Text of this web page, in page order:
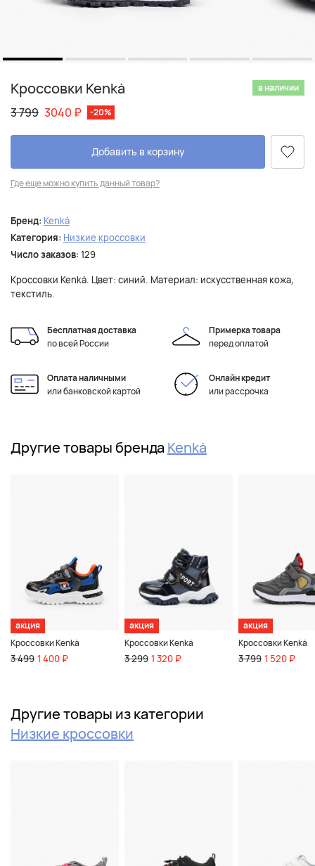
Кроссовки Kenkä в наличии
3 799 3040 ₽ -20%
Добавить в корзину
Где еще можно купить данный товар?
Бренд: Kenkä
Категория: Низкие кроссовки
Число заказов: 129
Кроссовки Kenkä. Цвет: синий. Материал: искусственная кожа,
текстиль.
Бесплатная доставка
по всей России
Примерка товара
перед оплатой
Оплата наличными
или банковской картой
Онлайн кредит
или рассрочка
Другие товары бренда Kenkä
акция
Кроссовки Kenkä
3 499 1 400 ₽
акция
Кроссовки Kenkä
3 299 1 320 ₽
акция
Кроссовки Kenkä
3 799 1 520 ₽
Другие товары из категории
Низкие кроссовки